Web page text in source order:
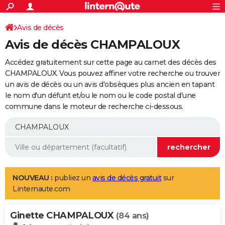
ACTUALITÉS
Politique
Société
Faits Divers
Education
Monde
Villes
+
SPORT
Coupe du monde 2026
Football
Tennis
Cyclisme
Rugby
Forum
Programme TV
TNT
Streaming
Cinéma
Sorties cinéma
Musique
+
FINANCE
Impôts
Immobilier
Risques naturels par ville
Banque
Assurance
Crédit
AUTO
Essais
Réserver un essai
Citadines
Berlines
SUV
Forum auto
+
Mobiles
Meilleur smartphone
Internet
Ordinateurs
Jeux vidéo
Guide high-tech
Aménagement intérieur
LIFESTYLE
Art de vivre
Bien-être
Loisirs
Mode
Modes de vie
Alimentation
Guide de la santé
Maladies
Médicaments
Sommeil
VOYAGE
Avis de décès
Avis de décès CHAMPALOUX
Accédez gratuitement sur cette page au carnet des décès des
CHAMPALOUX. Vous pouvez affiner votre recherche ou trouver
un avis de décès ou un avis d'obsèques plus ancien en tapant
le nom d'un défunt et/ou le nom ou le code postal d'une
commune dans le moteur de recherche ci-dessous.
NOUVEAU : publiez un avis de décès gratuitsur
Linternaute.com
Ginette CHAMPALOUX (84 ans)